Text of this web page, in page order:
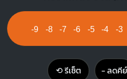
-9 -8 -7 -6 -5 -4 -3
⟲ รีเซ็ต − ลดคีย์